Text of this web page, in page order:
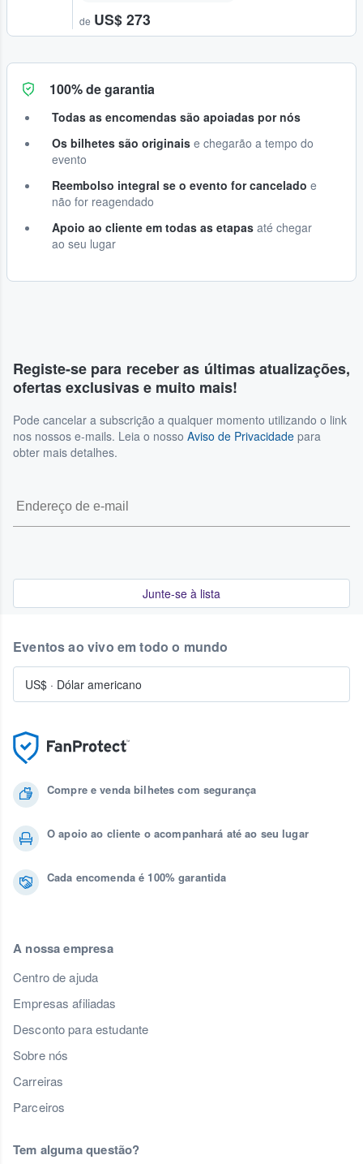
de US$ 273
100% de garantia
Todas as encomendas são apoiadas por nós
Os bilhetes são originais e chegarão a tempo do
evento
Reembolso integral se o evento for cancelado e
não for reagendado
Apoio ao cliente em todas as etapas até chegar
ao seu lugar
Registe-se para receber as últimas atualizações,
ofertas exclusivas e muito mais!
Pode cancelar a subscrição a qualquer momento utilizando o link
nos nossos e-mails. Leia o nosso Aviso de Privacidade para
obter mais detalhes.
Junte-se à lista
Compre e venda bilhetes com segurança
O apoio ao cliente o acompanhará até ao seu lugar
Cada encomenda é 100% garantida
A nossa empresa
Centro de ajuda
Empresas afiliadas
Desconto para estudante
Sobre nós
Carreiras
Parceiros
Tem alguma questão?
Eventos ao vivo em todo o mundo
US$ · Dólar americano